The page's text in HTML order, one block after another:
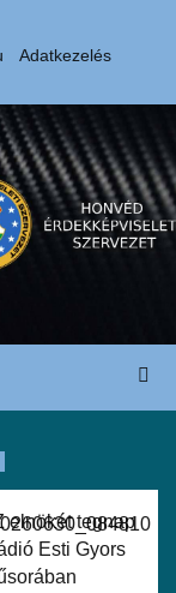
Adatkezelés
elnökét tegnap
Esti Gyors